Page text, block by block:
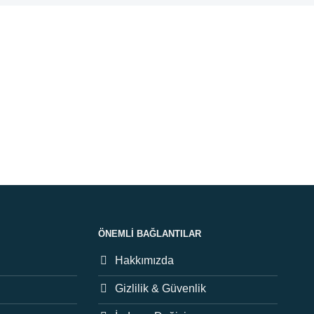
ÖNEMLI BAĞLANTILAR
Hakkımızda
Gizlilik & Güvenlik